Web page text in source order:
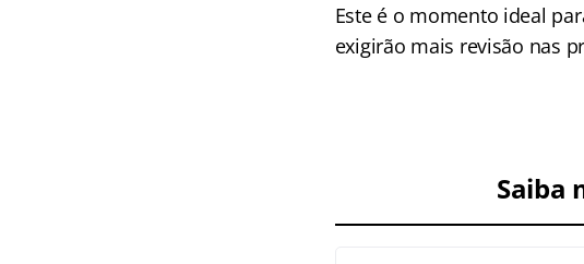
Este é o momento ideal
exigirão mais revisão nas
Saiba